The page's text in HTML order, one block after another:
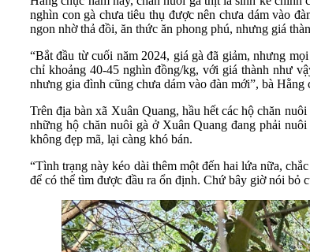
nghìn con gà chưa tiêu thụ được nên chưa dám vào
ngon nhờ thả đồi, ăn thức ăn phong phú, nhưng giá
“Bắt đầu từ cuối năm 2024, giá gà đã giảm, nhưng
chỉ khoảng 40-45 nghìn đồng/kg, với giá thành như
nhưng gia đình cũng chưa dám vào đàn mới”, bà Hằng
Trên địa bàn xã Xuân Quang, hầu hết các hộ chăn
những hộ chăn nuôi gà ở Xuân Quang đang phải
không đẹp mã, lại càng khó bán.
“Tình trạng này kéo dài thêm một đến hai lứa nữa,
để có thể tìm được đầu ra ổn định. Chứ bây giờ nói